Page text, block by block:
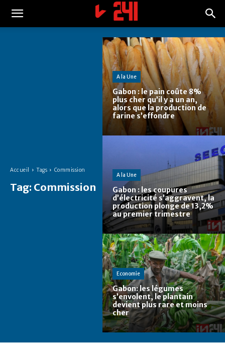
Accueil Tags Commission
Tag: Commission
A la Une
Gabon : le pain coûte 8%
plus cher qu’il y a un an,
alors que la production de
farine s’effondre
A la Une
Gabon : les coupures
d’électricité s’aggravent, la
production plonge de 13,2%
au premier trimestre
Economie
Gabon: les légumes
s’envolent, le plantain
devient plus rare et moins
cher